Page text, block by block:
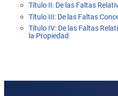
Título II: De las Faltas
Título III: De las Faltas
Título IV: De las Faltas
la Propiedad